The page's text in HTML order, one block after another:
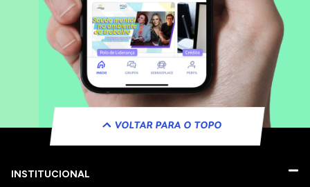
VOLTAR PARA O TOPO
INSTITUCIONAL